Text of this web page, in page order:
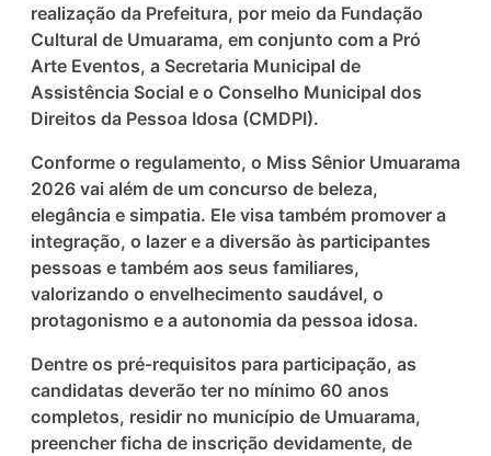
realização da Prefeitura, por meio da Fundação
Cultural de Umuarama, em conjunto com a Pró
Arte Eventos, a Secretaria Municipal de
Assistência Social e o Conselho Municipal dos
Direitos da Pessoa Idosa (CMDPI).
Conforme o regulamento, o Miss Sênior Umuarama
2026 vai além de um concurso de beleza,
elegância e simpatia. Ele visa também promover a
integração, o lazer e a diversão às participantes
pessoas e também aos seus familiares,
valorizando o envelhecimento saudável, o
protagonismo e a autonomia da pessoa idosa.
Dentre os pré-requisitos para participação, as
candidatas deverão ter no mínimo 60 anos
completos, residir no município de Umuarama,
preencher ficha de inscrição devidamente, de